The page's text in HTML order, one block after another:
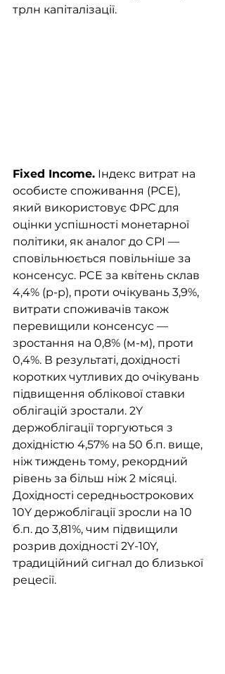
трлн капіталізації.
Fixed Income. Індекс витрат на
особисте споживання (PCE),
який використовує ФРС для
оцінки успішності монетарної
політики, як аналог до CPI —
сповільнюється повільніше за
консенсус. PCE за квітень склав
4,4% (р-р), проти очікувань 3,9%,
витрати споживачів також
перевищили консенсус —
зростання на 0,8% (м-м), проти
0,4%. В результаті, дохідності
коротких чутливих до очікувань
підвищення облікової ставки
облігацій зростали. 2Y
держоблігації торгуються з
дохідністю 4,57% на 50 б.п. вище,
ніж тиждень тому, рекордний
рівень за більш ніж 2 місяці.
Дохідності середньострокових
10Y держоблігації зросли на 10
б.п. до 3,81%, чим підвищили
розрив дохідності 2Y-10Y,
традиційний сигнал до близької
рецесії.